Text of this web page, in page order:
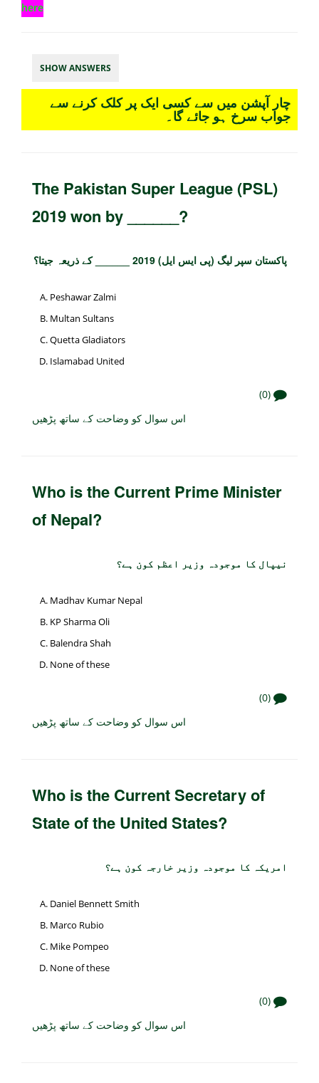
here
SHOW ANSWERS
چار آپشن میں سے کسی ایک پر کلک کرنے سے
جواب سرخ ہو جائے گا۔
The Pakistan Super League (PSL)
2019 won by ______?
پاکستان سپر لیگ (پی ایس ایل) 2019 ______ کے ذریعہ جیتا؟
Peshawar Zalmi
Multan Sultans
Quetta Gladiators
Islamabad United
(0)
اس سوال کو وضاحت کے ساتھ پڑھیں
Who is the Current Prime Minister
of Nepal?
نیپال کا موجودہ وزیر اعظم کون ہے؟
Madhav Kumar Nepal
KP Sharma Oli
Balendra Shah
None of these
(0)
اس سوال کو وضاحت کے ساتھ پڑھیں
Who is the Current Secretary of
State of the United States?
امریکہ کا موجودہ وزیر خارجہ کون ہے؟
Daniel Bennett Smith
Marco Rubio
Mike Pompeo
None of these
(0)
اس سوال کو وضاحت کے ساتھ پڑھیں